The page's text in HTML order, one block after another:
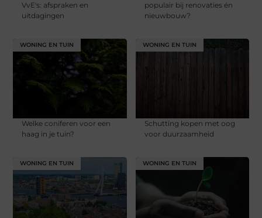
VvE's: afspraken en
uitdagingen
populair bij renovaties én
nieuwbouw?
WONING EN TUIN
Welke coniferen voor een
haag in je tuin?
WONING EN TUIN
Schutting kopen met oog
voor duurzaamheid
WONING EN TUIN WONING EN TUIN